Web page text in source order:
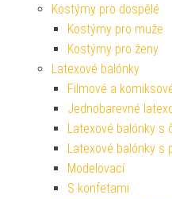
Kostýmy pro dospělé
Kostýmy pro muže
Kostýmy pro ženy
Latexové balónky
Filmové a
Jednobarevné
Latexové balónky s
Latexové balónky s
Modelovací
S konfetami